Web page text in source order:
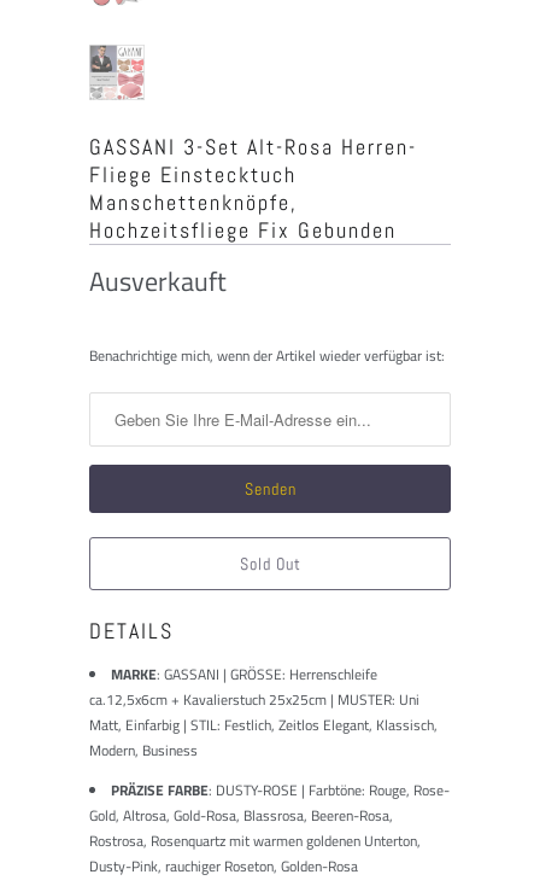
GASSANI 3-Set Alt-Rosa Herren-
Fliege Einstecktuch
Manschettenknöpfe,
Hochzeitsfliege Fix Gebunden
Ausverkauft
Benachrichtigen
wenn
verfügbar
ist:
Benachrichtige mich, wenn der Artikel wieder verfügbar ist:
Sold Out
DETAILS
MARKE: GASSANI | GRÖSSE: Herrenschleife
ca.12,5x6cm + Kavalierstuch 25x25cm | MUSTER: Uni
Matt, Einfarbig | STIL: Festlich, Zeitlos Elegant, Klassisch,
Modern, Business
PRÄZISE FARBE: DUSTY-ROSE | Farbtöne: Rouge, Rose-
Gold, Altrosa, Gold-Rosa, Blassrosa, Beeren-Rosa,
Rostrosa, Rosenquartz mit warmen goldenen Unterton,
Dusty-Pink, rauchiger Roseton, Golden-Rosa